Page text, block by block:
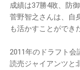
成績は37勝4敗、防
菅野智之さんは、自
も活かすことができ
2011年のドラフト会
読売ジャイアンツと